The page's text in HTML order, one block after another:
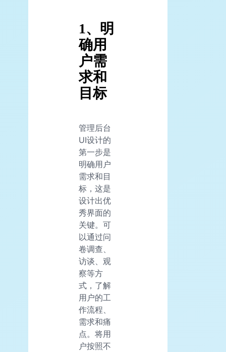
1、明
确用
户需
求和
目标
管理后台
UI设计的
第一步是
明确用户
需求和目
标，这是
设计出优
秀界面的
关键。可
以通过问
卷调查、
访谈、观
察等方
式，了解
用户的工
作流程、
需求和痛
点。将用
户按照不